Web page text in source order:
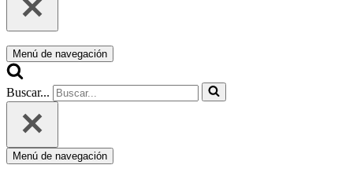
Menú de navegación
Buscar...
Menú de navegación